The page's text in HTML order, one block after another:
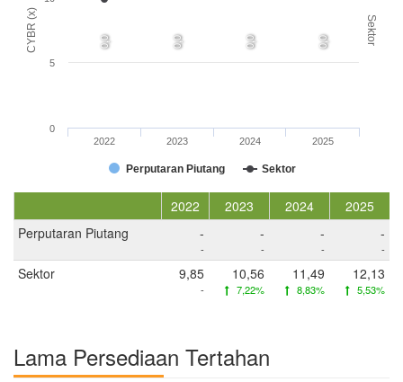
CYBR (x) Sektor
0,0 0,0 0,0 0,0
Perputaran Piutang Sektor
2022 2023 2024 2025
0
5
2022 2023 2024
2025
Perputaran Piutang
-
-
-
-
-
-
-
-
Sektor 9,85
-
10,56
7,22%
11,49
8,83%
12,13
5,53%
Lama Persediaan Tertahan